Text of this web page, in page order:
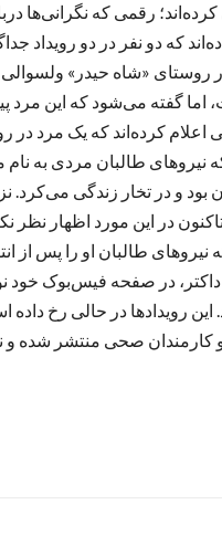
به خودکشی کرده‌اند؛ رقمی که
که دو نفر در دو رویداد
گذشته (شنبه، ۱ سنبله) یک مرد در روستای
گفته می‌شود که این مرد
کرده‌اند که یک مرد در
نیروهای طالبان مردی به
بود و در تخار زندگی می‌کرد.
در این مورد اظهار نظر
طالبان او را پس از
در صفحه فیس‌بوک خود
رویدادها در حالی رخ داده
صحی منتشر شده و